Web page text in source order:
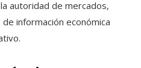
autoridad de mercados,
información económica